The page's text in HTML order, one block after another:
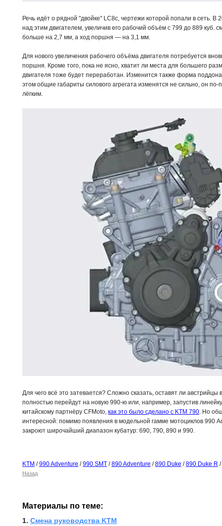
Речь идёт о рядной "двойке" LC8c, чертежи которой попали в сеть.
над этим двигателем, увеличив его рабочий объём с 799 до 889 куб.
больше на 2,7 мм, а ход поршня — на 3,1 мм.
Для нового увеличения рабочего объёма двигателя потребуется
поршня. Кроме того, пока не ясно, хватит ли места для большего
двигателя тоже будет переработан. Изменится также форма
этом общие габариты силового агрегата изменятся не сильно, он
лёгким.
Для чего всё это затевается? Сложно сказать, оставят ли
полностью перейдут на новую 990-ю или, например, запустив
китайскому партнёру CFMoto, как это было сделано с KTM 790. Но
интересной: помимо появления в модельной гамме мотоциклов 990
закроют широчайший диапазон кубатур: 690, 790, 890 и 990.
KTM /990 Adventure /990 SMT /890 Adventure /890 Duke /890 Duke R /
Назад
Материалы по теме:
1. Смена руководства KTM